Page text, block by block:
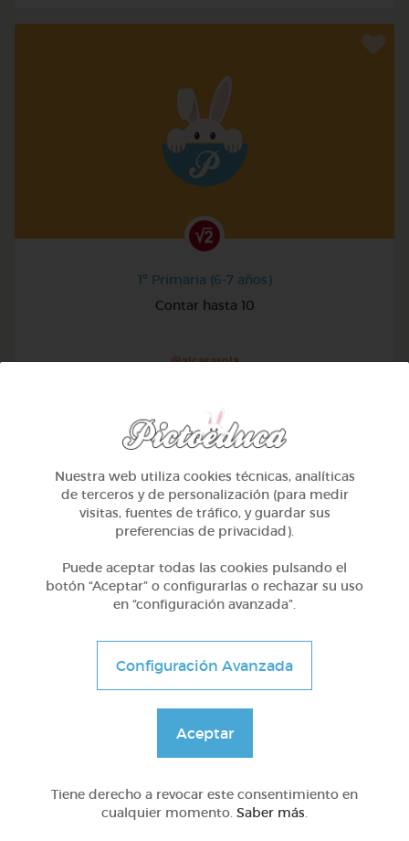
1º Primaria (6-7 años)
Contar hasta 10
@alcasasola
1º Primaria (6-7 años)
Aprendemos a identificar el mayor menor e igual
@Daniela03
Nuestra web utiliza cookies técnicas, analíticas
de terceros y de personalización (para medir
visitas, fuentes de tráfico, y guardar sus
preferencias de privacidad).
Puede aceptar todas las cookies pulsando el
botón “Aceptar” o configurarlas o rechazar su uso
en “configuración avanzada”.
Configuración Avanzada
Aceptar
Tiene derecho a revocar este consentimiento en
cualquier momento. Saber más.